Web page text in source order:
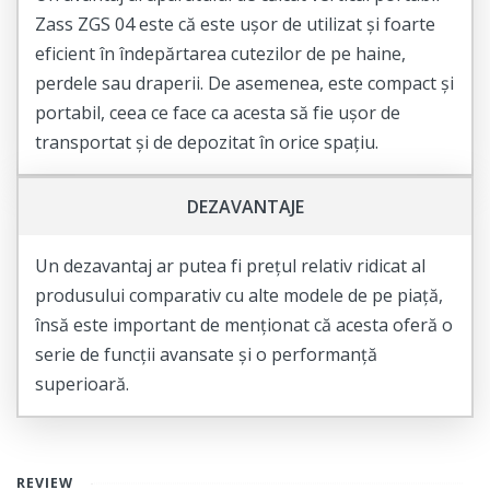
Zass ZGS 04 este că este ușor de utilizat și foarte
eficient în îndepărtarea cutezilor de pe haine,
perdele sau draperii. De asemenea, este compact și
portabil, ceea ce face ca acesta să fie ușor de
transportat și de depozitat în orice spațiu.
DEZAVANTAJE
Un dezavantaj ar putea fi prețul relativ ridicat al
produsului comparativ cu alte modele de pe piață,
însă este important de menționat că acesta oferă o
serie de funcții avansate și o performanță
superioară.
REVIEW